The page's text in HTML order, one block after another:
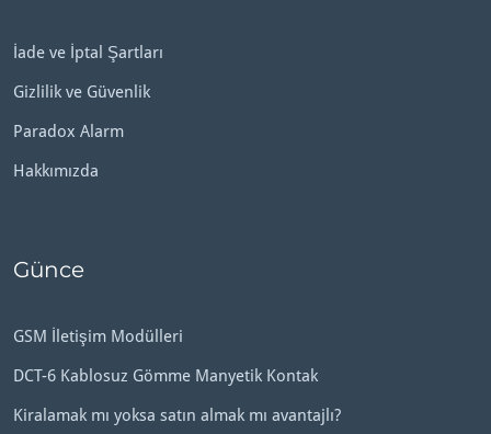
İade ve İptal Şartları
Gizlilik ve Güvenlik
Paradox Alarm
Hakkımızda
Günce
GSM İletişim Modülleri
DCT-6 Kablosuz Gömme Manyetik Kontak
Kiralamak mı yoksa satın almak mı avantajlı?